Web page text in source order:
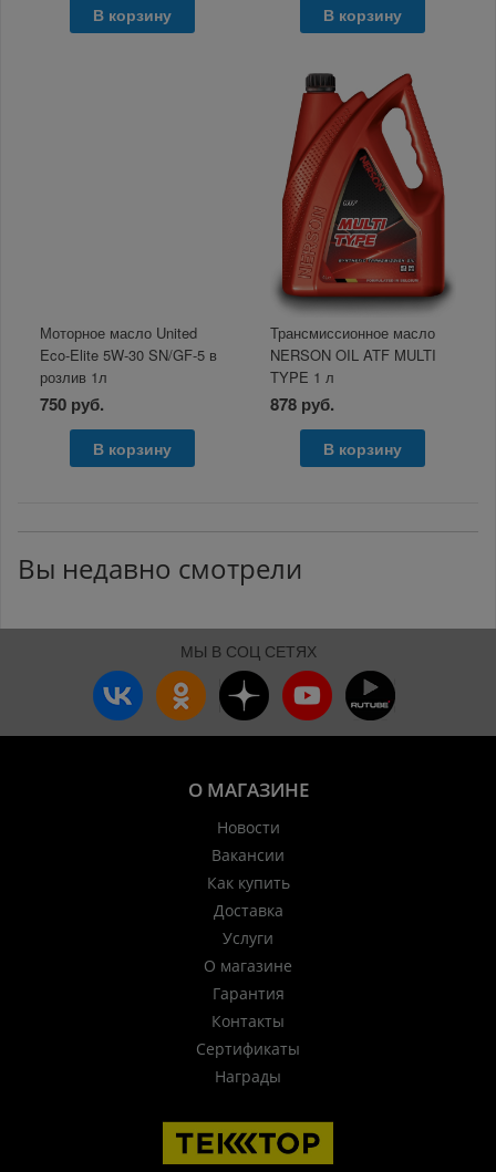
В корзину В корзину
Моторное масло United
Eco-Elite 5W-30 SN/GF-5 в
розлив 1л
750 руб.
В корзину
Трансмиссионное масло
NERSON OIL ATF MULTI
TYPE 1 л
878 руб.
В корзину
Вы недавно смотрели
МЫ В СОЦ СЕТЯХ
О МАГАЗИНЕ
Новости
Вакансии
Как купить
Доставка
Услуги
О магазине
Гарантия
Контакты
Сертификаты
Награды